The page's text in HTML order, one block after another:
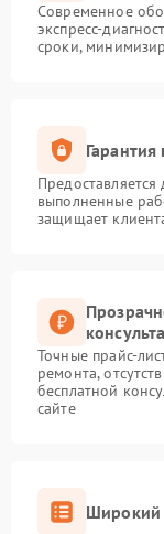
Современное
экспресс-
сроки,
выполненные
защищает
Точные прайс-
ремонта,
бесплатной
сайте
Широкий